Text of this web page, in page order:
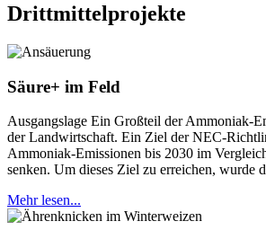
Drittmittelprojekte
Säure+ im Feld
Ausgangslage Ein Großteil der Ammoniak-
der Landwirtschaft. Ein Ziel der NEC-
Ammoniak-Emissionen bis 2030 im
senken. Um dieses Ziel zu erreichen, wurde
Mehr lesen...